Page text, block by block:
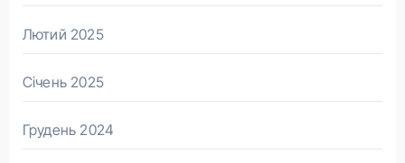
Лютий 2025
Січень 2025
Грудень 2024